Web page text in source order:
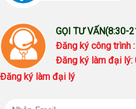
GỌI TƯ VẤN(8:30-
Đăng ký công trình
Đăng ký làm đại lý:
Đăng ký làm đại lý